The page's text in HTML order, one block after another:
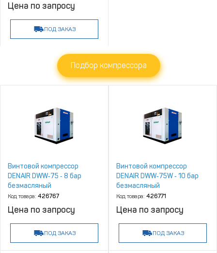
Цена по запросу
ПОД ЗАКАЗ
Подбор компрессора
Винтовой компрессор
DENAIR DWW‑75 ‑ 8 бар
безмасляный
Код товара: 426767
Цена по запросу
ПОД ЗАКАЗ
Винтовой компрессор
DENAIR DWW‑75W ‑ 10 бар
безмасляный
Код товара: 426771
Цена по запросу
ПОД ЗАКАЗ